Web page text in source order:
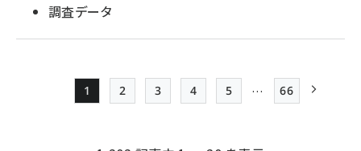
調査データ
Page
1
Page
2
Page
3
Page
4
Page
5 …
最終ページ
66